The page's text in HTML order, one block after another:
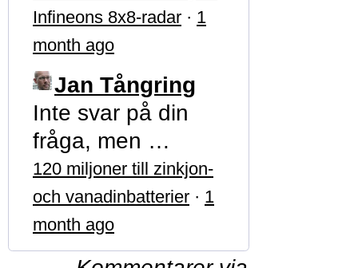
Infineons 8x8-radar · 1
month ago
Jan Tångring
Inte svar på din
fråga, men …
120 miljoner till zinkjon-
och vanadinbatterier · 1
month ago